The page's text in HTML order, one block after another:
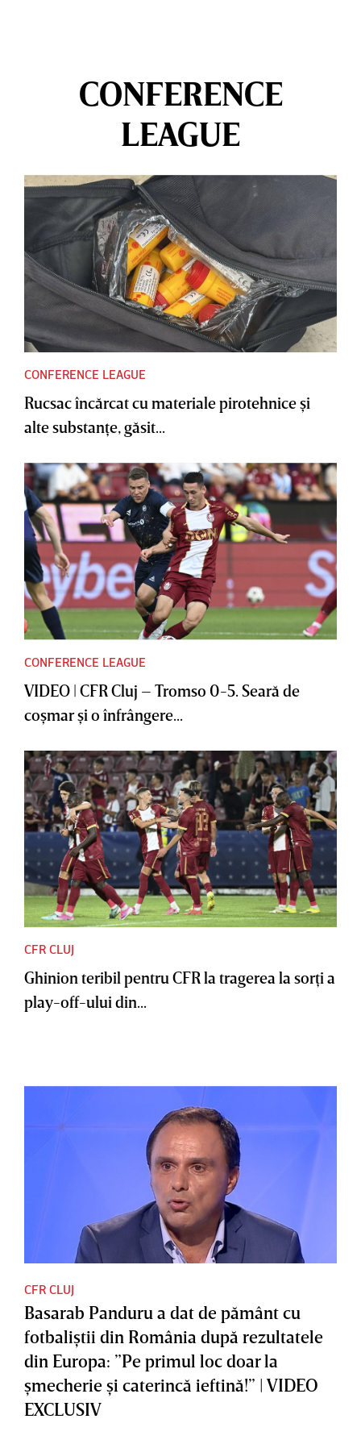
CONFERENCE
LEAGUE
CONFERENCE LEAGUE
Rucsac încărcat cu materiale pirotehnice şi
alte substanţe, găsit...
CONFERENCE LEAGUE
VIDEO | CFR Cluj – Tromso 0-5. Seară de
coşmar şi o înfrângere...
CFR CLUJ
Ghinion teribil pentru CFR la tragerea la sorţi a
play-off-ului din...
CFR CLUJ
Basarab Panduru a dat de pământ cu
fotbaliştii din România după rezultatele
din Europa: ”Pe primul loc doar la
şmecherie şi caterincă ieftină!” | VIDEO
EXCLUSIV